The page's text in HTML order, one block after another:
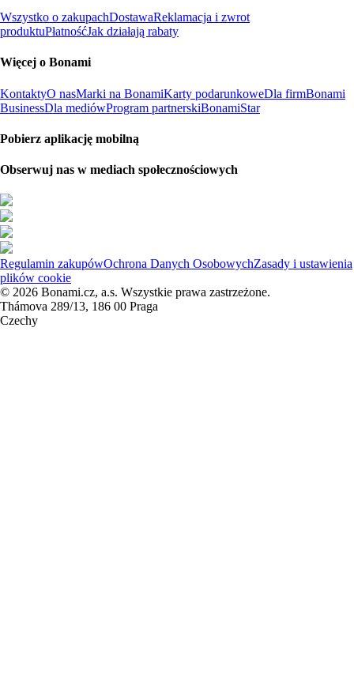
Wszystko o zakupachDostawaReklamacja i zwrot
produktuPłatnośćJak działają rabaty
Więcej o Bonami
KontaktyO nasMarki na BonamiKarty podarunkoweDla firmBonami
BusinessDla mediówProgram partnerskiBonamiStar
Pobierz aplikację mobilną
Obserwuj nas w mediach społecznościowych
Regulamin zakupówOchrona Danych OsobowychZasady i ustawienia
plików cookie
© 2026 Bonami.cz, a.s. Wszystkie prawa zastrzeżone.
Thámova 289/13, 186 00 Praga
Czechy